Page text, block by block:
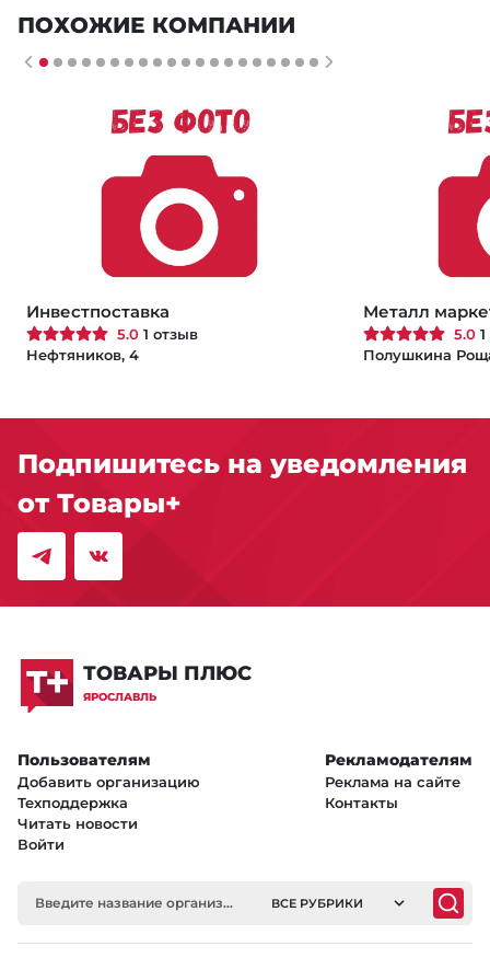
ПОХОЖИЕ КОМПАНИИ
Инвестпоставка
5.0 1 отзыв
Нефтяников, 4
Металл
5.0
Полушкина
Подпишитесь на уведомления
от Товары+
ТОВАРЫ ПЛЮС
ЯРОСЛАВЛЬ
Пользователям
Добавить организацию
Техподдержка
Читать новости
Войти
Рекламодателям
Реклама на сайте
Контакты
ВСЕ РУБРИКИ